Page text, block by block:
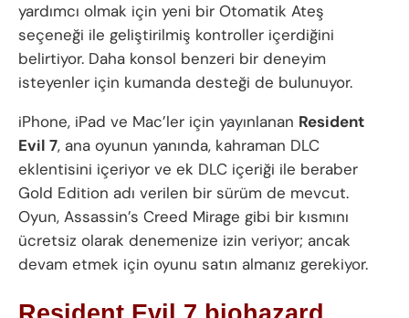
yardımcı olmak için yeni bir Otomatik Ateş
seçeneği ile geliştirilmiş kontroller içerdiğini
belirtiyor. Daha konsol benzeri bir deneyim
isteyenler için kumanda desteği de bulunuyor.
iPhone, iPad ve Mac’ler için yayınlanan Resident
Evil 7, ana oyunun yanında, kahraman DLC
eklentisini içeriyor ve ek DLC içeriği ile beraber
Gold Edition adı verilen bir sürüm de mevcut.
Oyun, Assassin’s Creed Mirage gibi bir kısmını
ücretsiz olarak denemenize izin veriyor; ancak
devam etmek için oyunu satın almanız gerekiyor.